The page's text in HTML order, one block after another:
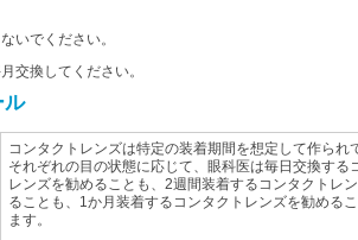
いでください。
交換してください。
ル
コンタクトレンズは特定の装着期間を想定して作られ
それぞれの目の状態に応じて、眼科医は毎日交換する
レンズを勧めることも、2週間装着するコンタクトレ
ることも、1か月装着するコンタクトレンズを勧める
ます。